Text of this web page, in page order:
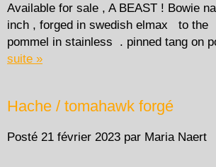
Available for sale , A BEAST ! Bowie
inch , forged in swedish elmax to the
pommel in stainless . pinned tang on
suite »
Hache / tomahawk forgé
Posté 21 février 2023 par Maria Naert